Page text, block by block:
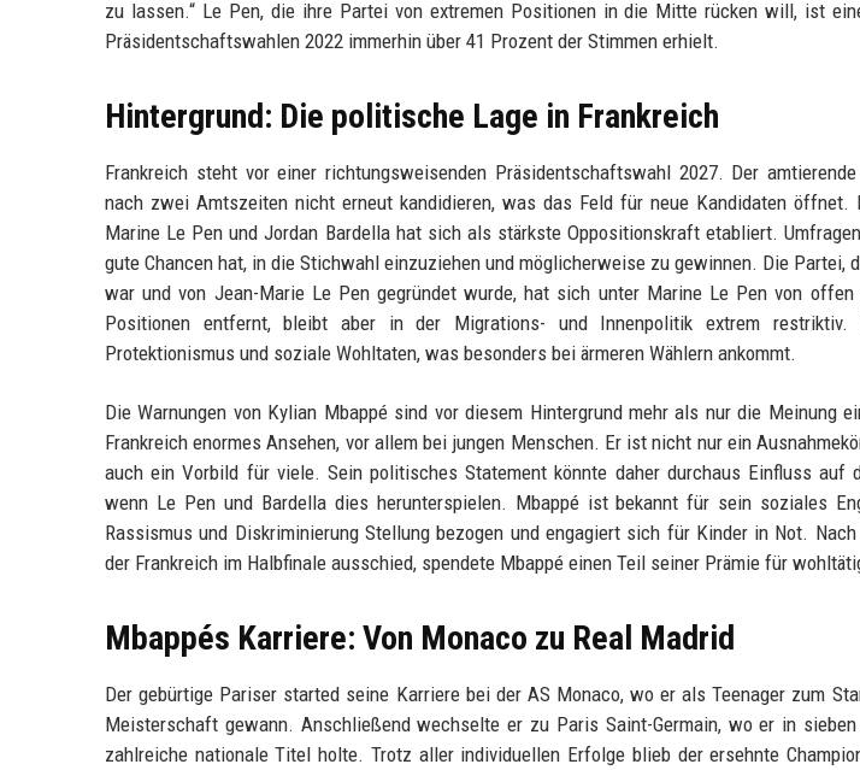
zu lassen.“ Le Pen, die ihre Partei von extremen Positionen in die Mitte rücken will, ist
Präsidentschaftswahlen 2022 immerhin über 41 Prozent der Stimmen erhielt.
Hintergrund: Die politische Lage in Frankreich
Frankreich steht vor einer richtungsweisenden Präsidentschaftswahl 2027. Der
nach zwei Amtszeiten nicht erneut kandidieren, was das Feld für neue Kandidaten öffnet.
Marine Le Pen und Jordan Bardella hat sich als stärkste Oppositionskraft etabliert.
gute Chancen hat, in die Stichwahl einzuziehen und möglicherweise zu gewinnen. Die Partei,
war und von Jean-Marie Le Pen gegründet wurde, hat sich unter Marine Le Pen von
Positionen entfernt, bleibt aber in der Migrations- und Innenpolitik extrem
Protektionismus und soziale Wohltaten, was besonders bei ärmeren Wählern ankommt.
Die Warnungen von Kylian Mbappé sind vor diesem Hintergrund mehr als nur die Meinung
Frankreich enormes Ansehen, vor allem bei jungen Menschen. Er ist nicht nur ein
auch ein Vorbild für viele. Sein politisches Statement könnte daher durchaus Einfluss auf
wenn Le Pen und Bardella dies herunterspielen. Mbappé ist bekannt für sein soziales
Rassismus und Diskriminierung Stellung bezogen und engagiert sich für Kinder in Not.
der Frankreich im Halbfinale ausschied, spendete Mbappé einen Teil seiner Prämie für
Mbappés Karriere: Von Monaco zu Real Madrid
Der gebürtige Pariser started seine Karriere bei der AS Monaco, wo er als Teenager zum
Meisterschaft gewann. Anschließend wechselte er zu Paris Saint-Germain, wo er in
zahlreiche nationale Titel holte. Trotz aller individuellen Erfolge blieb der ersehnte